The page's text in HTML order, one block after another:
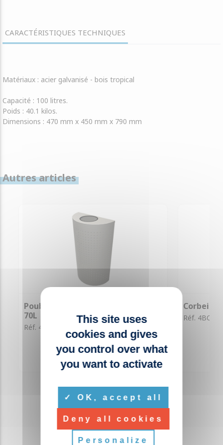
CARACTÉRISTIQUES TECHNIQUES
Matériaux : acier galvanisé - bois tropical
Capacité : 100 litres.
Poids : 40.1 kilos.
Dimensions : 470 mm x 450 mm x 790 mm
Autres articles
Poubelle demi-lune perforée inox
70L
Réf. 4AA006
Corbeille
Réf. 4BC016
This site uses
cookies and gives
you control over what
you want to activate
OK, accept all
Deny all cookies
Personalize